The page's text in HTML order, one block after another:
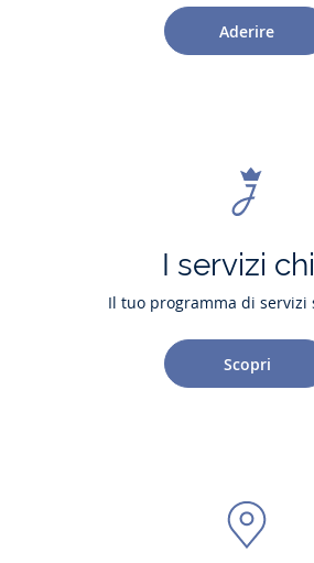
Aderire
I servizi
Il tuo programma di servizi
Scopri